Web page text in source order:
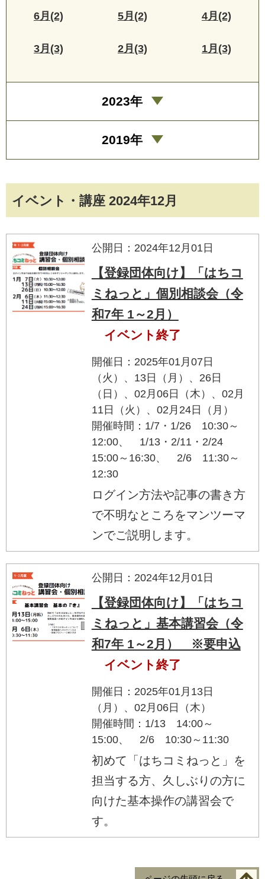
イベント・講座 2024年12月
公開日：2024年12月01日
【登録団体向け】「はちコ
ミねっと」個別相談会（令
和7年 1～2月）
イベント終了
開催日：2025年01月07日
（火）、13日（月）、26日
（日）、02月06日（木）、02月
11日（火）、02月24日（月）
開催時間：1/7・1/26 10:30～
12:00、 1/13・2/11・2/24
15:00～16:30、 2/6 11:30～
12:30
ログイン方法や記事の書き方
で不明なところをマンツーマ
ンでご説明します。
公開日：2024年12月01日
【登録団体向け】「はちコ
ミねっと」基本講習会（令
和7年 1～2月） ※要申込
イベント終了
開催日：2025年01月13日
（月）、02月06日（木）
開催時間：1/13 14:00～
15:00、 2/6 10:30～11:30
初めて「はちコミねっと」を
担当する方、久しぶりの方に
向けた基本操作の講習会で
す。
6月(2) 5月(2) 4月(2)
3月(3) 2月(3) 1月(3)
2023年
2019年